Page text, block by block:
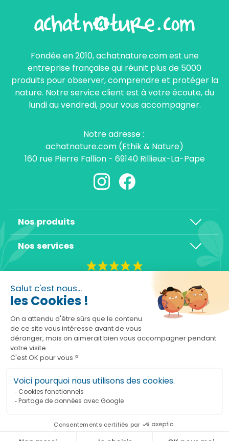
Salut c'est nous...
les Cookies !
On a attendu d'être sûrs que le contenu
de ce site vous intéresse avant de vous
déranger, mais on aimerait bien vous accompagner pendant
votre visite...
C'est OK pour vous ?
Voici pourquoi nous utilisons des cookies.
Cookies fonctionnels
Partage de données avec Google
Consentements certifiés parAjouter au panier
Fondée en 2010, achatnature.com est une
entreprise française qui réunit plus de 5000
produits pour observer, comprendre et protéger la
nature. Notre service client est à votre écoute, du
lundi au vendredi, pour vous accompagner.
Notre adresse :
achatnature.com (Ethik & Nature)
160 rue Pierre Fallion - 69140 Rillieux-La-Pape
Nos produits
Nos services
Marchand approuvé par la Société des Avis Garantis,
cliquez ici pour vérifier